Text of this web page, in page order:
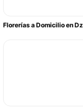
Florerías a Domicilio en